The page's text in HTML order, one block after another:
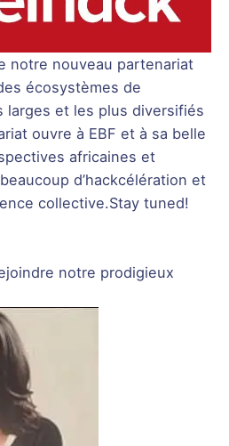
notre nouveau partenariat
écosystèmes de
larges et les plus diversifiés
ouvre à EBF et à sa belle
africaines et
d’hackcélération et
collective.Stay tuned!
notre prodigieux